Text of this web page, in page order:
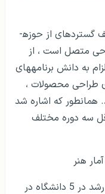
کارشناسی ارشد هنرهای کاربردی به طیف گسترده­ای از حوزه­
متصل است ، از
به دانش برنامه­های
طراحی محصولات ،
همانطور که اشاره شد
سه دوره مختلف
هنر
اطلاعات مربوط به 5 برنامه کارشناسی ارشد در 5 دانشگاه در